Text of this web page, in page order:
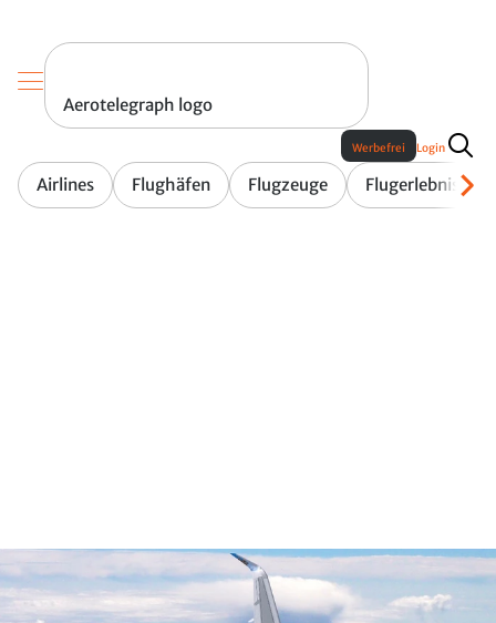
Aerotelegraph logo
Airlines Flughäfen Flugzeuge Flugerlebnis
Werbefrei Login